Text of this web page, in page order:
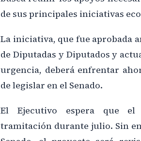
de sus principales iniciativas
La iniciativa, que fue aprobada
de Diputadas y Diputados y
urgencia, deberá enfrentar
de legislar en el Senado.
El Ejecutivo espera que el
tramitación durante julio. Sin